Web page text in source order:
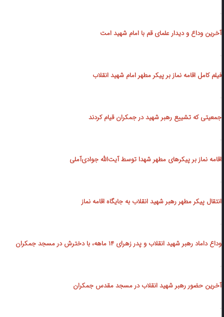
آخرین وداع و دیدار علمای قم با امام شهید امت
فیلم کامل اقامه نماز بر پیکر مطهر امام شهید انقلاب
جمعیتی که تشییع رهبر شهید در جمکران قیام کردند
اقامه نماز بر پیکرهای مطهر شهدا توسط آیت‌الله جوادی‌آملی
انتقال پیکر مطهر رهبر شهید انقلاب به جایگاه اقامه نماز
وداع داماد رهبر شهید انقلاب و پدر زهرای ۱۴ ماهه، با دخترش در مسجد جمکران
آخرین حضور رهبر شهید انقلاب در مسجد مقدس جمکران